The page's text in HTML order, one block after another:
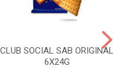
CLUB SOCIAL SAB ORIGINAL
6X24G